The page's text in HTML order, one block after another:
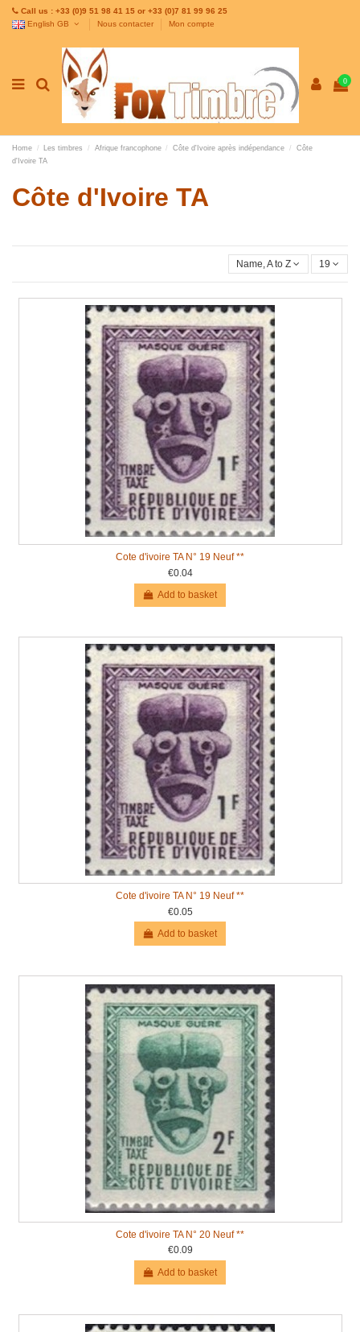
Call us : +33 (0)9 51 98 41 15 or +33 (0)7 81 99 96 25
English GB
Nous contacter Mon compte
0
Home Les timbres Afrique francophone Côte d'Ivoire après indépendance
Côte
d'Ivoire TA
Côte d'Ivoire TA
Name, A to Z 19
Cote d'ivoire TA N° 19 Neuf **
€0.04
Add to basket
Cote d'ivoire TA N° 19 Neuf **
€0.05
Add to basket
Cote d'ivoire TA N° 20 Neuf **
€0.09
Add to basket